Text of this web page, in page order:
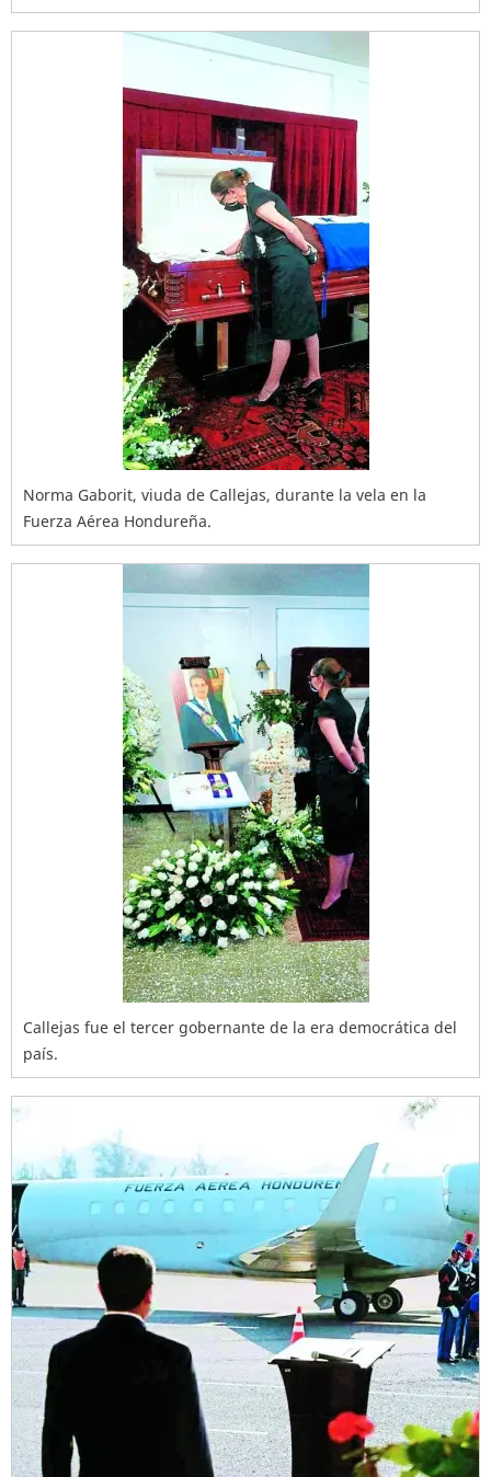
Norma Gaborit, viuda de Callejas, durante la vela en la
Fuerza Aérea Hondureña.
Callejas fue el tercer gobernante de la era democrática del
país.